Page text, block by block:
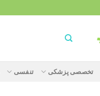
تخصصی پزشکی تنفسی